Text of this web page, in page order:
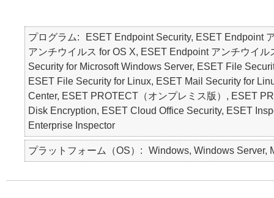
プログラム
ESET Endpoint Security, ESET Endpoint
アンチウイルス for OS X, ESET Endpoint アンチウイ
Security for Microsoft Windows Server, ESET File
ESET File Security for Linux, ESET Mail Security for
Center, ESET PROTECT（オンプレミス版）, ESET
Disk Encryption, ESET Cloud Office Security, ESET
Enterprise Inspector
プラットフォーム（OS） Windows, Windows Server,